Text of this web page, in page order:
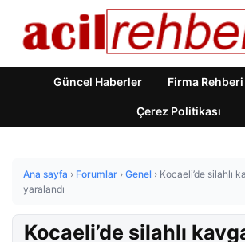
Güncel Haberler Firma Rehberi
Çerez Politikası
Ana sayfa › Forumlar › Genel › Kocaeli’de silahlı
yaralandı
Kocaeli’de silahlı